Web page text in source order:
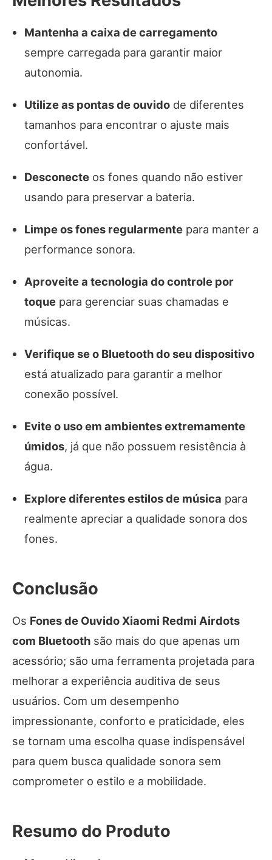
Mantenha a caixa de carregamento
sempre carregada para garantir maior
autonomia.
Utilize as pontas de ouvido de diferentes
tamanhos para encontrar o ajuste mais
confortável.
Desconecte os fones quando não estiver
usando para preservar a bateria.
Limpe os fones regularmente para manter a
performance sonora.
Aproveite a tecnologia do controle por
toque para gerenciar suas chamadas e
músicas.
Verifique se o Bluetooth do seu dispositivo
está atualizado para garantir a melhor
conexão possível.
Evite o uso em ambientes extremamente
úmidos, já que não possuem resistência à
água.
Explore diferentes estilos de música para
realmente apreciar a qualidade sonora dos
fones.
Conclusão
Os Fones de Ouvido Xiaomi Redmi Airdots
com Bluetooth são mais do que apenas um
acessório; são uma ferramenta projetada para
melhorar a experiência auditiva de seus
usuários. Com um desempenho
impressionante, conforto e praticidade, eles
se tornam uma escolha quase indispensável
para quem busca qualidade sonora sem
comprometer o estilo e a mobilidade.
Resumo do Produto